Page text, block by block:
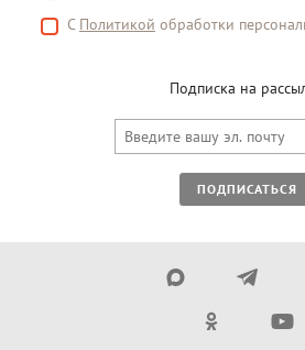
С Политикой обработки
Подписка на
ПОДПИСАТЬСЯ